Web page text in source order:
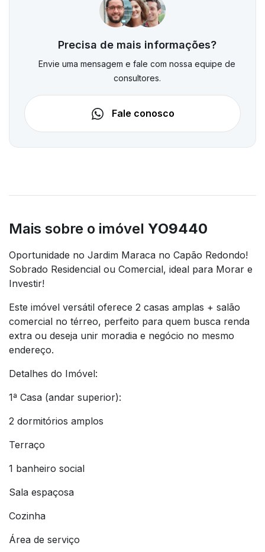
Precisa de mais informações?
Envie uma mensagem e fale com nossa equipe de
consultores.
Fale conosco
Mais sobre o imóvel YO9440
Oportunidade no Jardim Maraca no Capão Redondo!
Sobrado Residencial ou Comercial, ideal para Morar e
Investir!
Este imóvel versátil oferece 2 casas amplas + salão
comercial no térreo, perfeito para quem busca renda
extra ou deseja unir moradia e negócio no mesmo
endereço.
Detalhes do Imóvel:
1ª Casa (andar superior):
2 dormitórios amplos
Terraço
1 banheiro social
Sala espaçosa
Cozinha
Área de serviço